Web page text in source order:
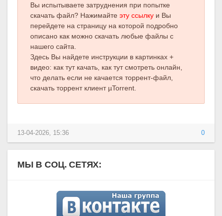
Вы испытываете затруднения при попытке
скачать файл? Нажимайте эту ссылку и Вы
перейдете на страницу на которой подробно
описано как можно скачать любые файлы с
нашего сайта.
Здесь Вы найдете инструкции в картинках +
видео: как тут качать, как тут смотреть онлайн,
что делать если не качается торрент-файл,
скачать торрент клиент µTorrent.
0
13-04-2026, 15:36
МЫ В СОЦ. СЕТЯХ: